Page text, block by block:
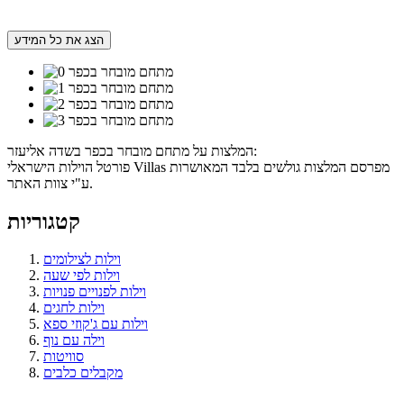
הצג את כל המידע
המלצות על מתחם מובחר בכפר בשדה אליעזר:
פורטל הוילות הישראלי Villas מפרסם המלצות גולשים בלבד המאושרות
ע"י צוות האתר.
קטגוריות
וילות לצילומים
וילות לפי שעה
וילות לפנויים פנויות
וילות לחגים
וילות עם ג'קוזי ספא
וילה עם נוף
סוויטות
מקבלים כלבים